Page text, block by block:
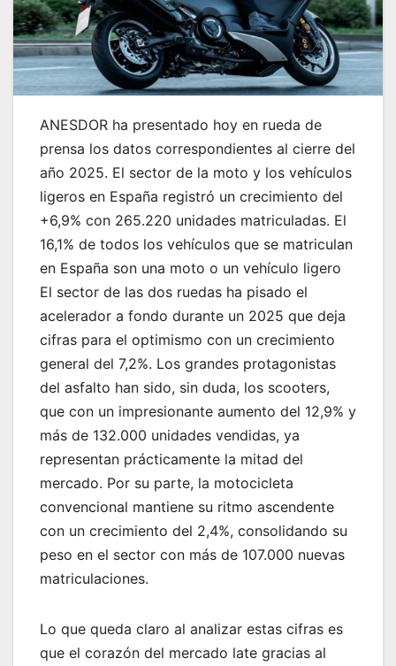
ANESDOR ha presentado hoy en rueda de
prensa los datos correspondientes al cierre del
año 2025. El sector de la moto y los vehículos
ligeros en España registró un crecimiento del
+6,9% con 265.220 unidades matriculadas. El
16,1% de todos los vehículos que se matriculan
en España son una moto o un vehículo ligero
El sector de las dos ruedas ha pisado el
acelerador a fondo durante un 2025 que deja
cifras para el optimismo con un crecimiento
general del 7,2%. Los grandes protagonistas
del asfalto han sido, sin duda, los scooters,
que con un impresionante aumento del 12,9% y
más de 132.000 unidades vendidas, ya
representan prácticamente la mitad del
mercado. Por su parte, la motocicleta
convencional mantiene su ritmo ascendente
con un crecimiento del 2,4%, consolidando su
peso en el sector con más de 107.000 nuevas
matriculaciones.
Lo que queda claro al analizar estas cifras es
que el corazón del mercado late gracias al